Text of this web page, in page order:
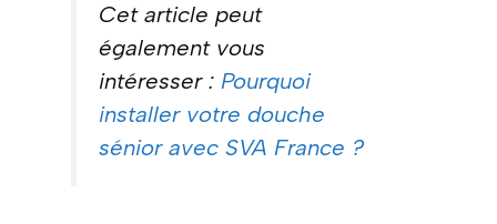
Cet article peut
également vous
intéresser : Pourquoi
installer votre douche
sénior avec SVA France ?